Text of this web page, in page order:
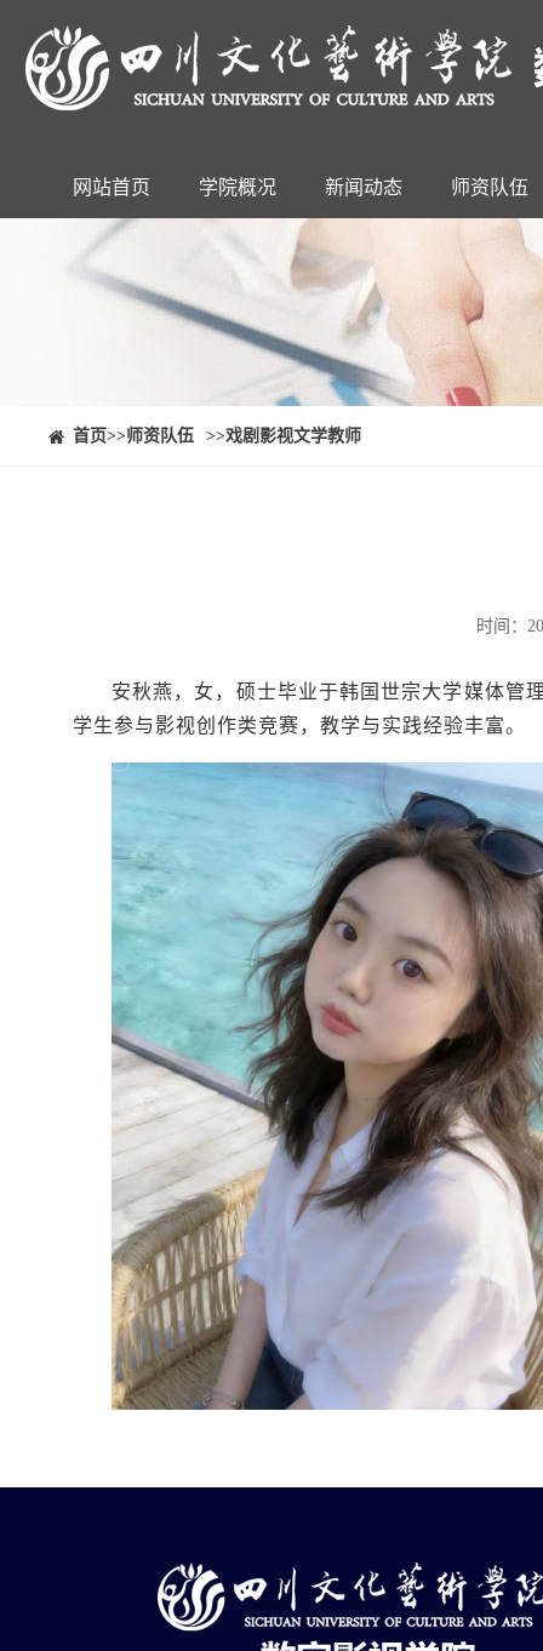
⠀⠀首页>>师资队伍 >>戏剧影视文学教师
时间：
安秋燕，女，硕士毕业于韩国世宗大学媒体管
学生参与影视创作类竞赛，教学与实践经验丰富。
网站首页 学院概况 新闻动态 师资队伍